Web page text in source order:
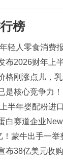
榜
轻人零食消费
布2026财年上
格刚涨点儿，
是核心竞争力
半年婴配粉进
白赛道企业
！蒙牛出手一举
布38亿美元收